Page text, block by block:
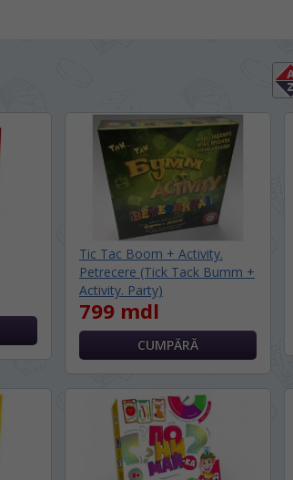
Tic Tac Boom + Activity.
Petrecere (Tick Tack Bumm +
Activity. Party)
799 mdl